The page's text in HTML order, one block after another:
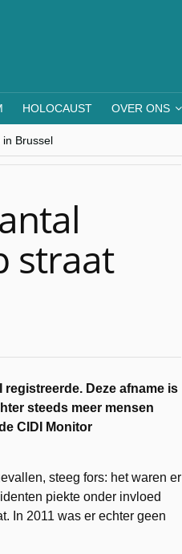
HOLOCAUST OVER ONS
Brussel
Beels (Vooruit)
straat
registreerde. Deze afname is
steeds meer mensen
CIDI Monitor
steeg fors: het waren er
piekte onder invloed
In 2011 was er echter geen